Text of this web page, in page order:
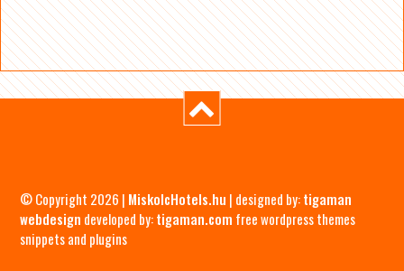
© Copyright 2026 | MiskolcHotels.hu | designed by:tigaman
webdesign developed by:tigaman.com free wordpress themes
snippets and plugins